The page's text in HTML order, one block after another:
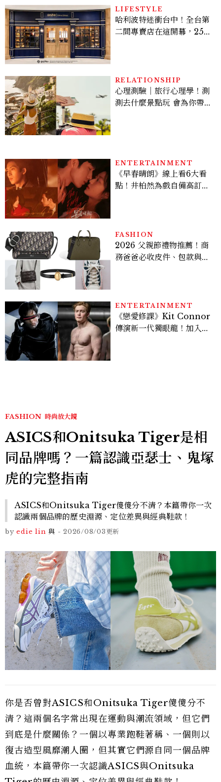
LIFESTYLE
哈利波特迷衝台中！全台第
二間專賣店在這開幕，25週
RELATIONSHIP
心理測驗｜旅行心理學！測
測去什麼景點玩 會為你帶來
ENTERTAINMENT
《早春晴朗》線上看6大看
點！井柏然為戲自備高訂，
FASHION
2026 父親節禮物推薦！商
務爸爸必收皮件、包款與鞋
ENTERTAINMENT
《戀愛修課》Kit Connor
傳演新一代獨眼龍！加入新
FASHION 時尚放大鏡
ASICS和Onitsuka Tiger是相
同品牌嗎？一篇認識亞瑟士、鬼塚
虎的完整指南
ASICS和Onitsuka Tiger傻傻分不清？本篇帶你一次
認識兩個品牌的歷史淵源、定位差異與經典鞋款！
by edie lin 與 - 2026/08/03更新
你是否曾對ASICS和Onitsuka Tiger傻傻分不
清？這兩個名字常出現在運動與潮流領域，但它們
到底是什麼關係？一個以專業跑鞋著稱、一個則以
復古造型風靡潮人圈，但其實它們源自同一個品牌
血統，本篇帶你一次認識ASICS與Onitsuka